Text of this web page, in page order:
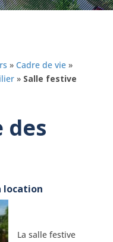
» Cadre de vie»
» Salle festive
des
location
La salle festive